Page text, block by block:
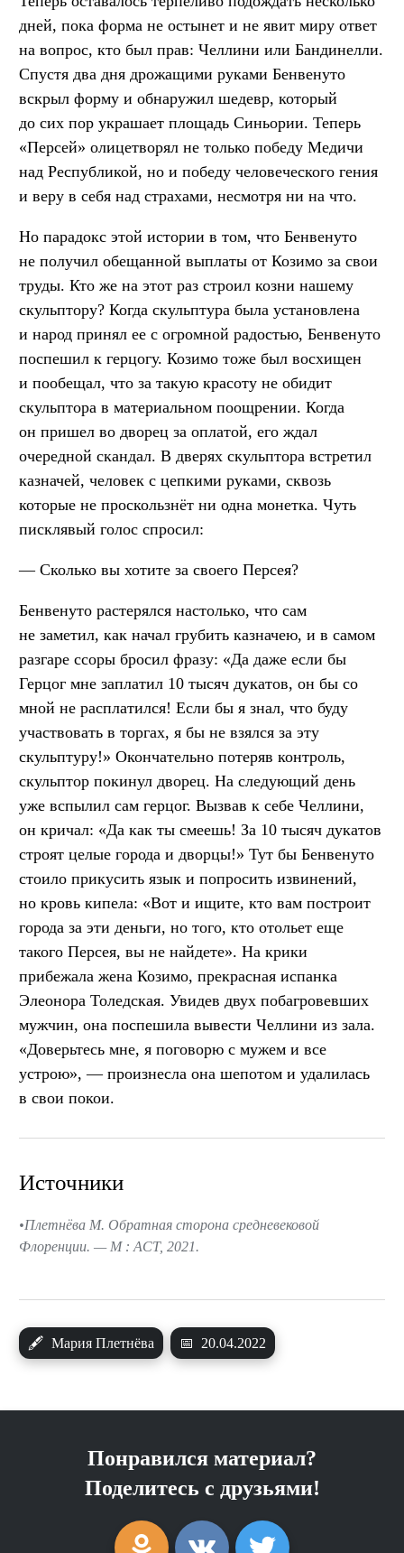
дней, пока форма не остынет и не явит миру ответ
на вопрос, кто был прав: Челлини или Бандинелли.
Спустя два дня дрожащими руками Бенвенуто
вскрыл форму и обнаружил шедевр, который
до сих пор украшает площадь Синьории. Теперь
«Персей» олицетворял не только победу Медичи
над Республикой, но и победу человеческого гения
и веру в себя над страхами, несмотря ни на что.
Но парадокс этой истории в том, что Бенвенуто
не получил обещанной выплаты от Козимо за свои
труды. Кто же на этот раз строил козни нашему
скульптору? Когда скульптура была установлена
и народ принял ее с огромной радостью, Бенвенуто
поспешил к герцогу. Козимо тоже был восхищен
и пообещал, что за такую красоту не обидит
скульптора в материальном поощрении. Когда
он пришел во дворец за оплатой, его ждал
очередной скандал. В дверях скульптора встретил
казначей, человек с цепкими руками, сквозь
которые не проскользнёт ни одна монетка. Чуть
писклявый голос спросил:
— Сколько вы хотите за своего Персея?
Бенвенуто растерялся настолько, что сам
не заметил, как начал грубить казначею, и в самом
разгаре ссоры бросил фразу: «Да даже если бы
Герцог мне заплатил 10 тысяч дукатов, он бы со
мной не расплатился! Если бы я знал, что буду
участвовать в торгах, я бы не взялся за эту
скульптуру!» Окончательно потеряв контроль,
скульптор покинул дворец. На следующий день
уже вспылил сам герцог. Вызвав к себе Челлини,
он кричал: «Да как ты смеешь! За 10 тысяч дукатов
строят целые города и дворцы!» Тут бы Бенвенуто
стоило прикусить язык и попросить извинений,
но кровь кипела: «Вот и ищите, кто вам построит
города за эти деньги, но того, кто отольет еще
такого Персея, вы не найдете». На крики
прибежала жена Козимо, прекрасная испанка
Элеонора Толедская. Увидев двух побагровевших
мужчин, она поспешила вывести Челлини из зала.
«Доверьтесь мне, я поговорю с мужем и все
устрою», — произнесла она шепотом и удалилась
в свои покои.
🖋 Мария Плетнёва 📅 20.04.2022
Источники
Плетнёва М. Обратная сторона средневековой
Флоренции. — М : АСТ, 2021.
Понравился материал?
Поделитесь с друзьями!